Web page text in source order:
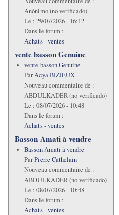
Anónimo (no verificado)
Le : 29/07/2026 - 16:12
Dans le forum :
Achats - ventes
vente basson Genuine
vente basson Genuine
ParAcya BIZIEUX
Nouveau commentaire de :
ABDULKADER (no verificado)
Le : 08/07/2026 - 10:48
Dans le forum :
Achats - ventes
Basson Amati à vendre
Basson Amati à vendre
ParPierre Cathelain
Nouveau commentaire de :
ABDULKADER (no verificado)
Le : 08/07/2026 - 10:48
Dans le forum :
Achats - ventes